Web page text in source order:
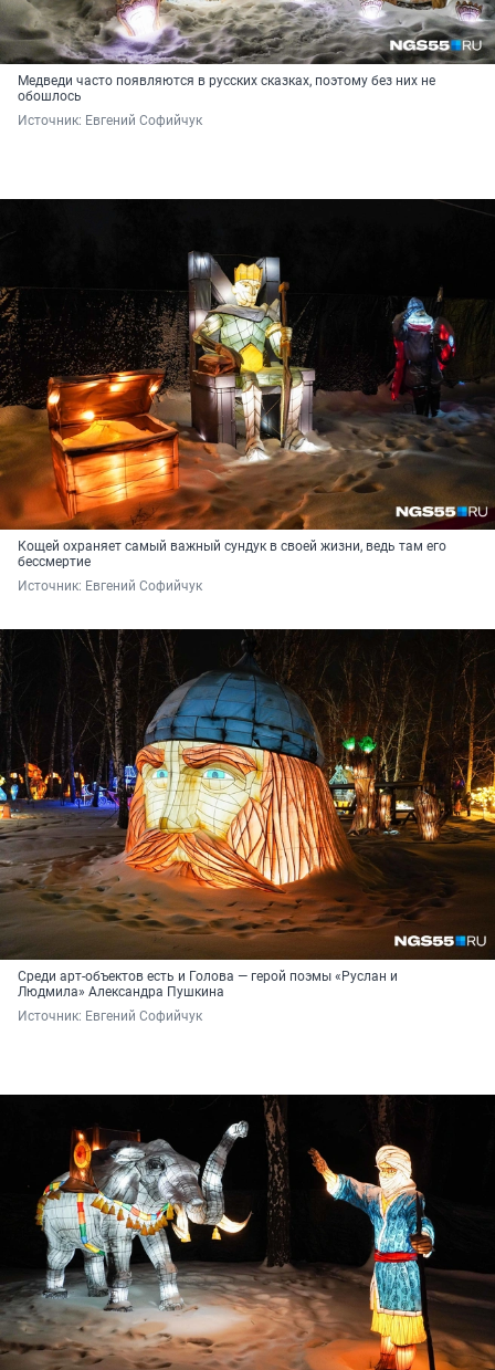
Медведи часто появляются в русских сказках, поэтому без них не
обошлось
Источник: Евгений Софийчук
Кощей охраняет самый важный сундук в своей жизни, ведь там его
бессмертие
Источник: Евгений Софийчук
Среди арт-объектов есть и Голова — герой поэмы «Руслан и
Людмила» Александра Пушкина
Источник: Евгений Софийчук